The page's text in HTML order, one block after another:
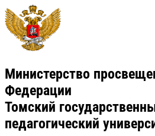
Министерство
Федерации
Томский
педагогический